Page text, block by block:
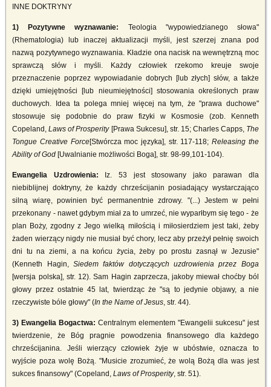
INNE DOKTRYNY
1) Pozytywne wyznawanie:
Teologia "wypowiedzianego słowa"
(Rhematologia) lub inaczej aktualizacji myśli, jest szerzej znana pod
nazwą pozytywnego wyznawania. Kładzie ona nacisk na wewnętrzną moc
sprawczą słów i myśli. Każdy człowiek rzekomo kreuje swoje
przeznaczenie poprzez wypowiadanie dobrych [lub złych] słów, a także
dzięki umiejętności [lub nieumiejętności] stosowania określonych praw
duchowych. Idea ta polega mniej więcej na tym, że "prawa duchowe"
stosowuje się podobnie do praw fizyki w Kosmosie (zob. Kenneth
Copeland,Laws of Prosperity[Prawa Sukcesu], str. 15; Charles Capps, The
Tongue Creative Force[Stwórcza moc języka], str. 117-118; Releasing the
Ability of God [Uwalnianie możliwości Boga], str. 98-99,101-104).
Ewangelia Uzdrowienia: Iz. 53 jest stosowany jako parawan dla
niebiblijnej doktryny, że każdy chrześcijanin posiadający wystarczająco
silną wiarę, powinien być permanentnie zdrowy. "(...) Jestem w pełni
przekonany - nawet gdybym miał za to umrzeć, nie wyparłbym się tego - że
plan Boży, zgodny z Jego wielką miłością i miłosierdziem jest taki, żeby
żaden wierzący nigdy nie musiał być chory, lecz aby przeżył pełnię swoich
dni tu na ziemi, a na końcu życia, żeby po prostu zasnął w Jezusie"
(Kenneth Hagin,Siedem faktów dotyczących uzdrowienia przez Boga
[wersja polska], str. 12). Sam Hagin zaprzecza, jakoby miewał choćby ból
głowy przez ostatnie 45 lat, twierdząc że "są to jedynie objawy, a nie
rzeczywiste bóle głowy" (In the Name of Jesus, str. 44).
3) Ewangelia Bogactwa: Centralnym elementem "Ewangelii sukcesu" jest
twierdzenie, że Bóg pragnie powodzenia finansowego dla każdego
chrześcijanina. Jeśli wierzący człowiek żyje w ubóstwie, oznacza to
wyjście poza wolę Bożą. "Musicie zrozumieć, że wolą Bożą dla was jest
sukces finansowy" (Copeland,Laws of Prosperity, str. 51).